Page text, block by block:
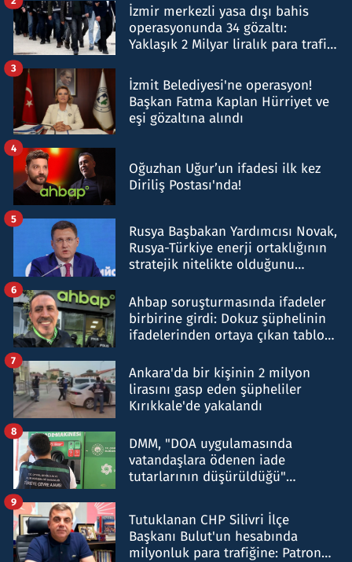
İzmir merkezli yasa dışı bahis
operasyonunda 34 gözaltı:
Yaklaşık 2 Milyar liralık para trafiği
İzmit Belediyesi'ne operasyon!
Başkan Fatma Kaplan Hürriyet ve
eşi gözaltına alındı
3
Oğuzhan Uğur’un ifadesi ilk kez
Diriliş Postası'nda!
4
Rusya Başbakan Yardımcısı Novak,
Rusya-Türkiye enerji ortaklığının
stratejik nitelikte olduğunu
5
Ahbap soruşturmasında ifadeler
birbirine girdi: Dokuz şüphelinin
ifadelerinden ortaya çıkan tablo
6
Ankara'da bir kişinin 2 milyon
lirasını gasp eden şüpheliler
Kırıkkale'de yakalandı
7
DMM, "DOA uygulamasında
vatandaşlara ödenen iade
tutarlarının düşürüldüğü"
8
Tutuklanan CHP Silivri İlçe
Başkanı Bulut'un hesabında
milyonluk para trafiğine: Patron
9